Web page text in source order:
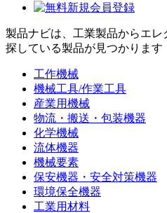
製品ナビは、工業製品からエレ
探している製品が見つかります
工作機械
機械工具/作業工具
産業用機械
物流・搬送・包装機器
化学機械
流体機器
機械要素
保安機器・安全対策機器
環境保全機器
工業用材料